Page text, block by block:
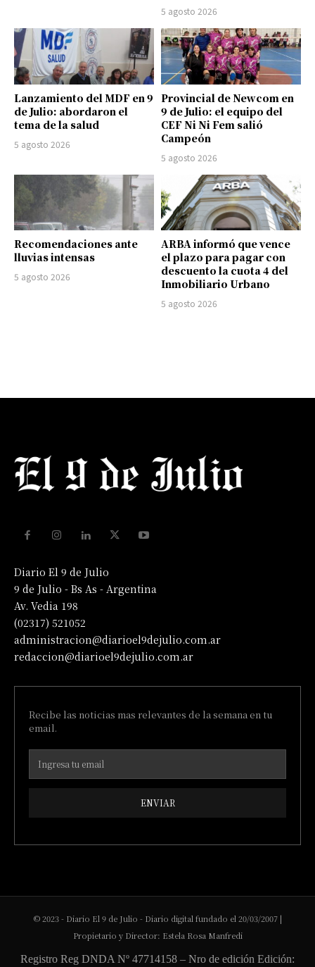
5 agosto 2026
Lanzamiento del MDF en 9
de Julio: abordaron el
tema de la salud
5 agosto 2026
Provincial de Newcom en
9 de Julio: el equipo del
CEF Ni Ni Fem salió
Campeón
5 agosto 2026
Recomendaciones ante
lluvias intensas
5 agosto 2026
ARBA informó que vence
el plazo para pagar con
descuento la cuota 4 del
Inmobiliario Urbano
5 agosto 2026
Diario El 9 de Julio
9 de Julio - Bs As - Argentina
Av. Vedia 198
(02317) 521052
administracion@diarioel9dejulio.com.ar
redaccion@diarioel9dejulio.com.ar
Recibe las noticias mas relevantes de la semana en tu
email.
ENVIAR
© 2023 - Diario El 9 de Julio - Diario digital fundado el 20/03/2007 |
Propietario y Director: Estela Rosa Manfredi
Registro Reg DNDA Nº 47714158 – Nro de edición Edición: